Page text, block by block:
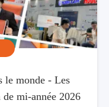
le monde - Les
mi-année 2026